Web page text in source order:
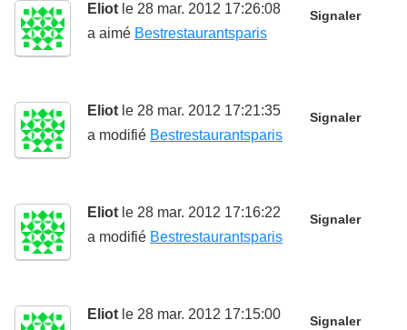
Eliot le 28 mar. 2012 17:26:08 Signaler
a aimé Bestrestaurantsparis
Eliot le 28 mar. 2012 17:21:35 Signaler
a modifié Bestrestaurantsparis
Eliot le 28 mar. 2012 17:16:22 Signaler
a modifié Bestrestaurantsparis
Eliot le 28 mar. 2012 17:15:00 Signaler